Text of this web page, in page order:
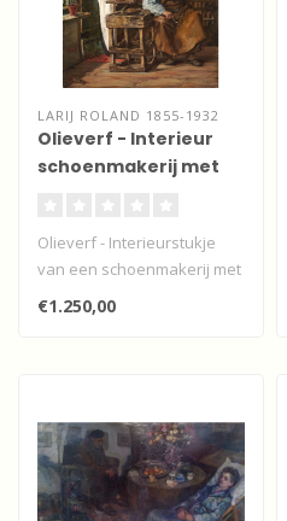
LARIJ ROLAND 1855-1932
Olieverf - Interieur
schoenmakerij met
Olieverf - Interieurstukje
van een schoenmakerij met
schoenmaker en lachende
€1.250,00